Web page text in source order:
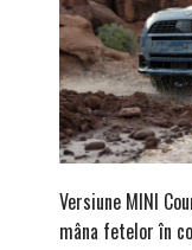
Versiune MINI
mâna fetelor în